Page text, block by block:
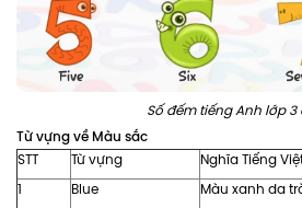
Số đếm tiếng Anh lớp 3
Từ vựng về Màu sắc
STT
Từ vựng
Nghĩa Tiếng
1
Blue
Màu xanh da